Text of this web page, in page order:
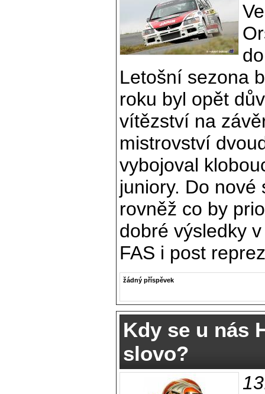
Letošní sezona
roku byl opět
vítězství na
mistrovství
vybojoval
juniory. Do nové
rovněž co by
dobré výsledky
FAS i post
žádný příspěvek
Kdy se u nás
slovo?